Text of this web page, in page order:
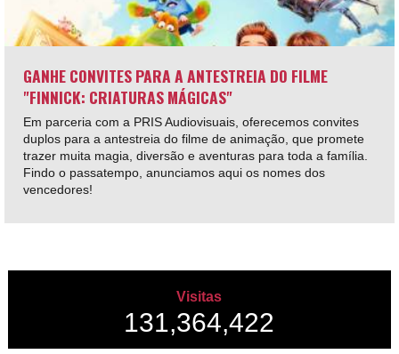
GANHE CONVITES PARA A ANTESTREIA DO FILME
"FINNICK: CRIATURAS MÁGICAS"
Em parceria com a PRIS Audiovisuais, oferecemos convites
duplos para a antestreia do filme de animação, que promete
trazer muita magia, diversão e aventuras para toda a família.
Findo o passatempo, anunciamos aqui os nomes dos
vencedores!
Visitas
131,364,422